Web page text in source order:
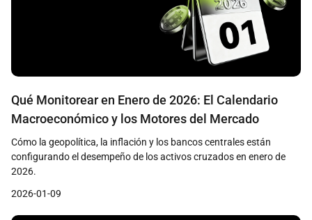
Qué Monitorear en Enero de 2026: El Calendario
Macroeconómico y los Motores del Mercado
Cómo la geopolítica, la inflación y los bancos centrales están
configurando el desempeño de los activos cruzados en enero de
2026.
2026-01-09